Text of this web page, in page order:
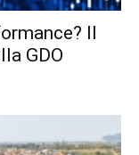
Il
GDO